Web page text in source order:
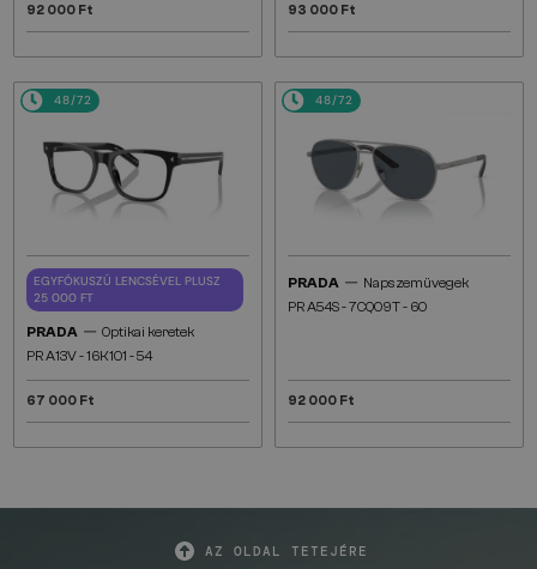
92 000 Ft 93 000 Ft
48/72
EGYFÓKUSZÚ LENCSÉVEL PLUSZ
25 000 FT
PRADA — Optikai keretek
PR A13V - 16K1O1 - 54
67 000 Ft
48/72
PRADA — Napszemüvegek
PR A54S - 7CQ09T - 60
92 000 Ft
AZ OLDAL TETEJÉRE